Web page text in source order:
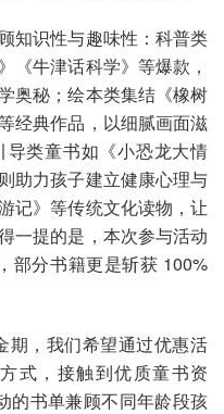
知识性与趣味性：科普类
《牛津话科学》等爆款，
奥秘；绘本类集结《橡树
经典作品，以细腻画面滋
类童书如《小恐龙大情
助力孩子建立健康心理与
记》等传统文化读物，让
一提的是，本次参与活动
部分书籍更是斩获 100%
期，我们希望通过优惠活
式，接触到优质童书资
的书单兼顾不同年龄段孩